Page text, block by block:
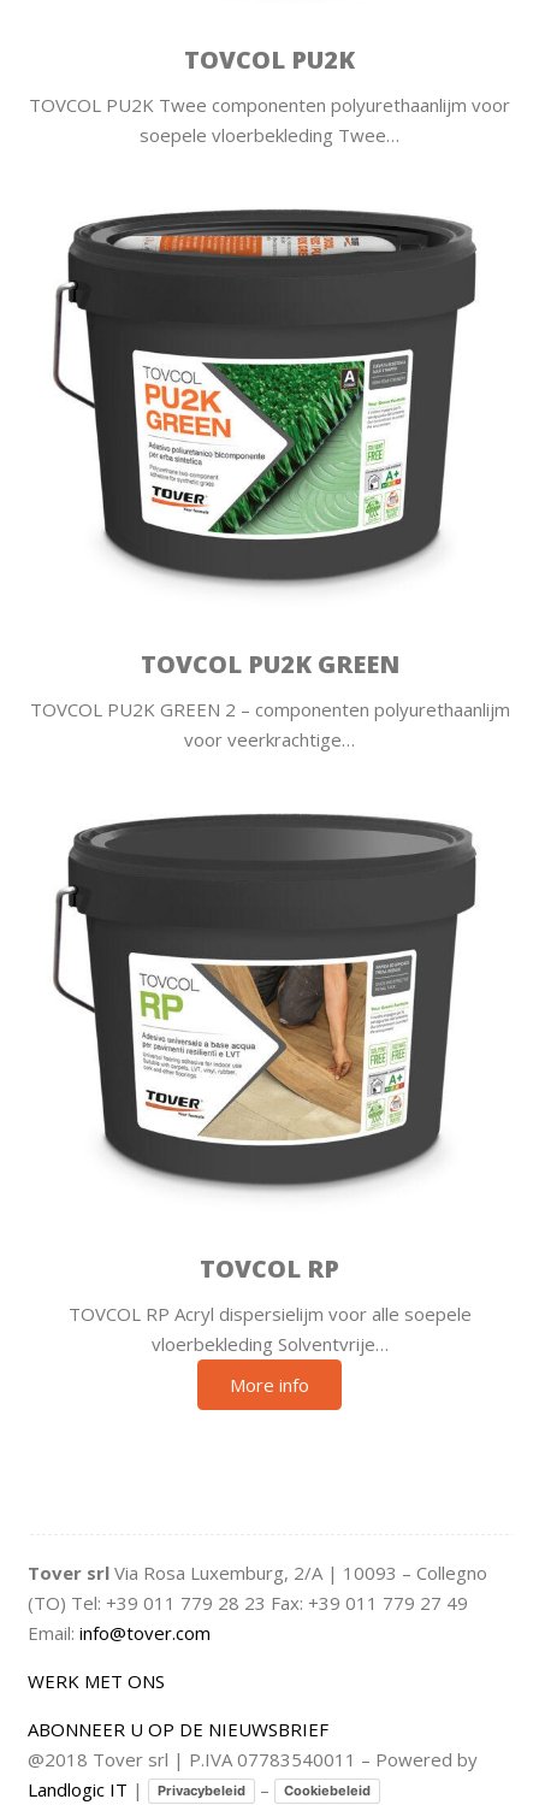
TOVCOL PU2K
TOVCOL PU2K Twee componenten polyurethaanlijm voor
soepele vloerbekleding Twee…
TOVCOL PU2K GREEN
TOVCOL PU2K GREEN 2 – componenten polyurethaanlijm
voor veerkrachtige…
TOVCOL RP
TOVCOL RP Acryl dispersielijm voor alle soepele
vloerbekleding Solventvrije…
More info
Tover srl Via Rosa Luxemburg, 2/A | 10093 – Collegno
(TO) Tel: +39 011 779 28 23 Fax: +39 011 779 27 49
Email: info@tover.com
WERK MET ONS
ABONNEER U OP DE NIEUWSBRIEF
@2018 Tover srl | P.IVA 07783540011 – Powered by
Landlogic IT | Privacybeleid – Cookiebeleid